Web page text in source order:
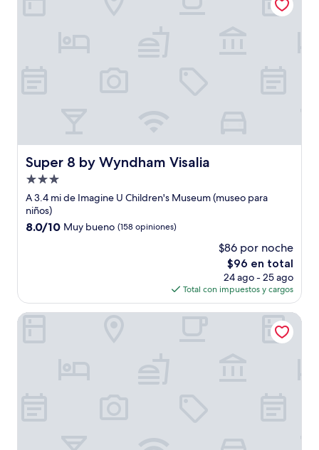
Super 8 by Wyndham Visalia
Super 8 by Wyndham Visalia
Propiedad
de
3.0
estrellas
A 3.4 mi de Imagine U Children's Museum (museo para
niños)
8.0
opiniones)
8.0/10 Muy bueno (158 opiniones)
$86 por noche
El
precio
actual
es
de
$96 en total
24 ago - 25 ago
Total con impuestos y cargos
Lamp Liter Inn Visalia, an Ascend Collection Hotel